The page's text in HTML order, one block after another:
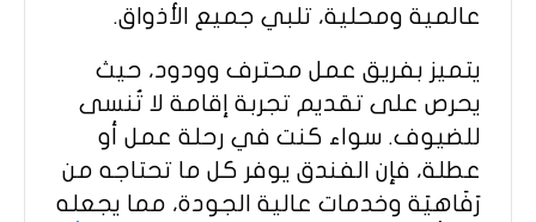
عالمية ومحلية، تلبي جميع الأذواق.
يتميز بفريق عمل محترف وودود، حيث
يحرص على تقديم تجربة إقامة لا تُنسى
للضيوف. سواء كنت في رحلة عمل أو
عطلة، فإن الفندق يوفر كل ما تحتاجه من
رَفَاهيَة وخدمات عالية الجودة، مما يجعله